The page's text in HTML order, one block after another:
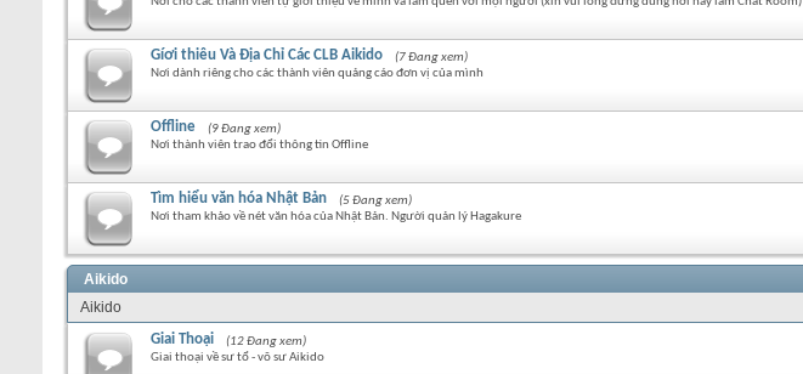
Gíơi thiêu Và Địa Chỉ Các CLB Aikido
(7 Đang xem)
Nơi dành riêng cho các thành viên quảng cáo đơn vị của mình
Offline
(9 Đang xem)
Nơi thành viên trao đổi thông tin Offline
Tìm hiểu văn hóa Nhật Bản
(5 Đang xem)
Nơi tham khảo về nét văn hóa của Nhật Bản. Người quản lý Hagakure
Aikido
Aikido
Giai Thoại
(12 Đang xem)
Giai thoại về sư tổ - võ sư Aikido